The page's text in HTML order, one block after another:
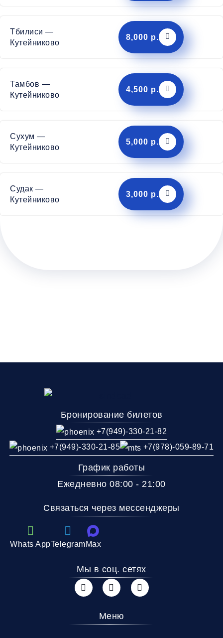
Тбилиси —
Кутейниково
8,000 р.
Тамбов —
Кутейниково
4,500 р.
Сухум —
Кутейниково
5,000 р.
Судак —
Кутейниково
3,000 р.
Бронирование билетов
+7(949)-330-21-82
+7(949)-330-21-85
+7(978)-059-89-71
График работы
Ежедневно 08:00 - 21:00
Связаться через мессенджеры
Whats AppTelegramMax
Мы в соц. сетях
Меню